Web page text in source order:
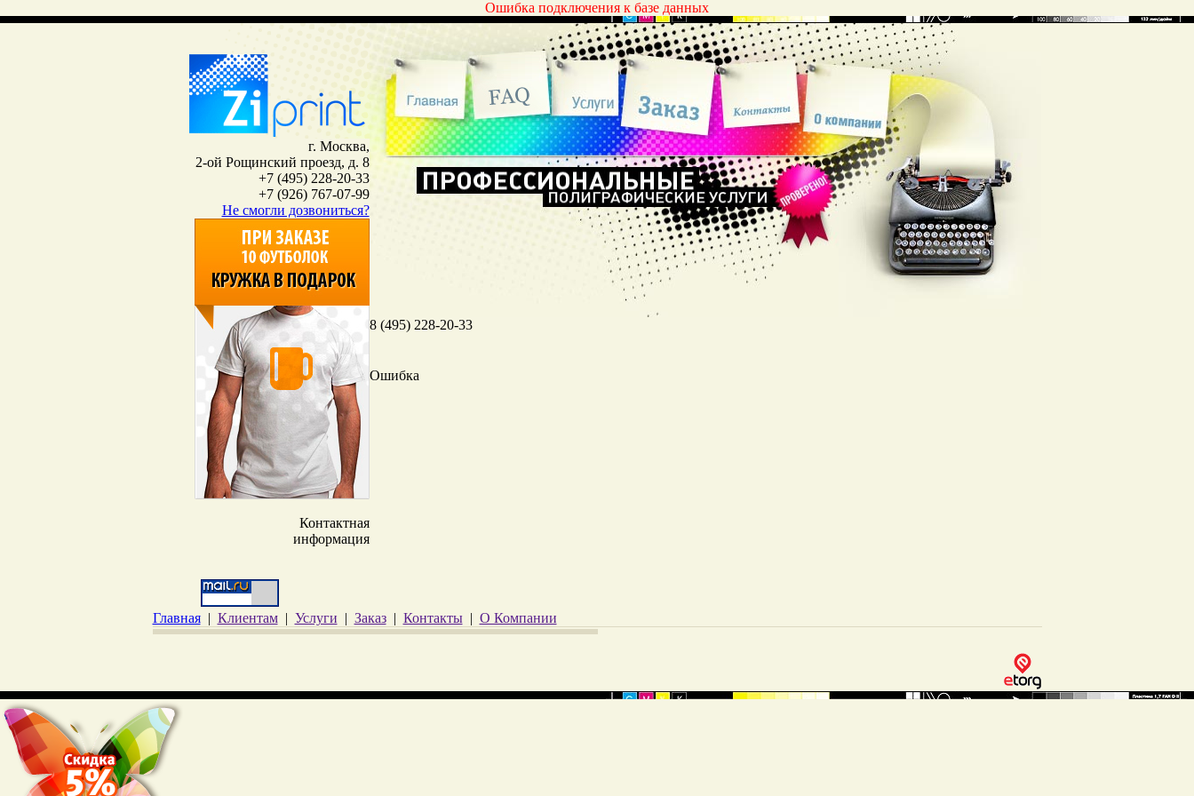
Ошибка подключения к базе данных
г. Москва,
2-ой Рощинский проезд, д. 8
+7 (495) 228-20-33
+7 (926) 767-07-99
Не смогли дозвониться?
Контактная
информация
8 (495) 228-20-33
Ошибка
Главная| Клиентам| Услуги | Заказ| Контакты| О Компании